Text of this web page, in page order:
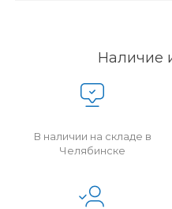
Наличие
В наличии на складе в
Челябинске